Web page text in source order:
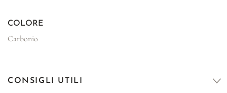
COLORE
Carbonio
CONSIGLI UTILI